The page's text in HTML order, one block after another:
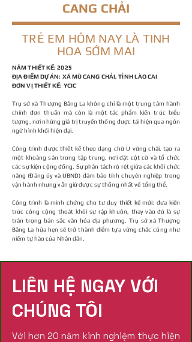
CANG CHẢI
TRẺ EM HÔM NAY LÀ TINH
HOA SỚM MAI
NĂM THIẾT KẾ: 2025
ĐỊA ĐIỂM DỰ ÁN: XÃ MÙ CANG CHẢI, TỈNH LÀO CAI
ĐƠN VỊ THIẾT KẾ: YCIC
Trụ sở xã Thượng Bằng La không chỉ là một trung tâm hành
chính đơn thuần mà còn là một tác phẩm kiến trúc biểu
tượng, nơi những giá trị truyền thống được tái hiện qua ngôn
ngữ hình khối hiện đại.
Công trình được thiết kế theo dạng chữ U vững chãi, tạo ra
một khoảng sân trong tập trung, nơi đặt cột cờ và tổ chức
các sự kiện cộng đồng. Sự phân tách rõ rệt giữa các khối chức
năng (Đảng ủy và UBND) đảm bảo tính chuyên nghiệp trong
vận hành nhưng vẫn giữ được sự thống nhất về tổng thể.
Công trình là minh chứng cho tư duy thiết kế mới: đưa kiến
trúc công cộng thoát khỏi sự rập khuôn, thay vào đó là sự
trân trọng bản sắc văn hóa địa phương. Trụ sở xã Thượng
Bằng La hứa hẹn sẽ trở thành điểm tựa vững chắc cũng như
niềm tự hào của Nhân dân.
LIÊN HỆ NGAY VỚI
CHÚNG TÔI
Với hơn 20 năm kinh nghiệm thực hiện